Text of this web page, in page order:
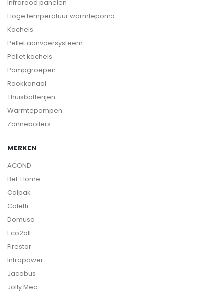
Infrarood panelen
Hoge temperatuur warmtepomp
Kachels
Pellet aanvoersysteem
Pellet kachels
Pompgroepen
Rookkanaal
Thuisbatterijen
Warmtepompen
Zonneboilers
MERKEN
ACOND
BeF Home
Calpak
Caleffi
Domusa
Eco2all
Firestar
Infrapower
Jacobus
Jolly Mec